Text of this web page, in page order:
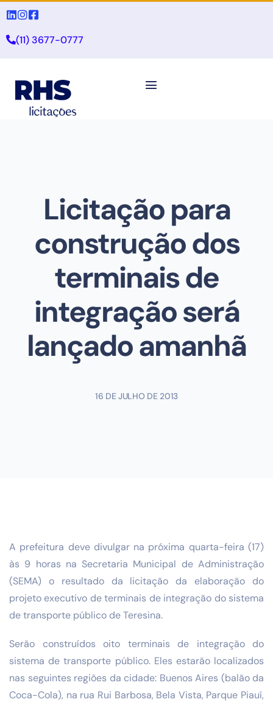
(11) 3677-0777
Licitação para
construção dos
terminais de
integração será
lançado amanhã
16 DE JULHO DE 2013
A prefeitura deve divulgar na próxima quarta-feira (17)
às 9 horas na Secretaria Municipal de Administração
(SEMA) o resultado da licitação da elaboração do
projeto executivo de terminais de integração do sistema
de transporte público de Teresina.
Serão construídos oito terminais de integração do
sistema de transporte público. Eles estarão localizados
nas seguintes regiões da cidade: Buenos Aires (balão da
Coca-Cola), na rua Rui Barbosa, Bela Vista, Parque Piauí,